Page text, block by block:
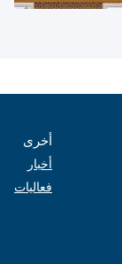
أخرى
أخبار
فعاليات